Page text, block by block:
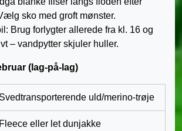
sko med groft mønster.
Brug forlygter allerede fra kl. 16 og
– vandpytter skjuler huller.
(lag-på-lag)
Svedtransporterende uld/merino-trøje
Fleece eller let dunjakke